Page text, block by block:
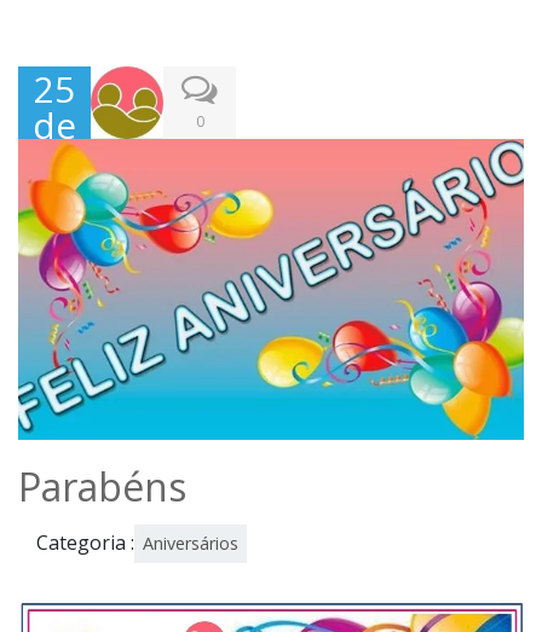
25
de
Jun
ho,
202
0
0
Parabéns
Categoria : Aniversários